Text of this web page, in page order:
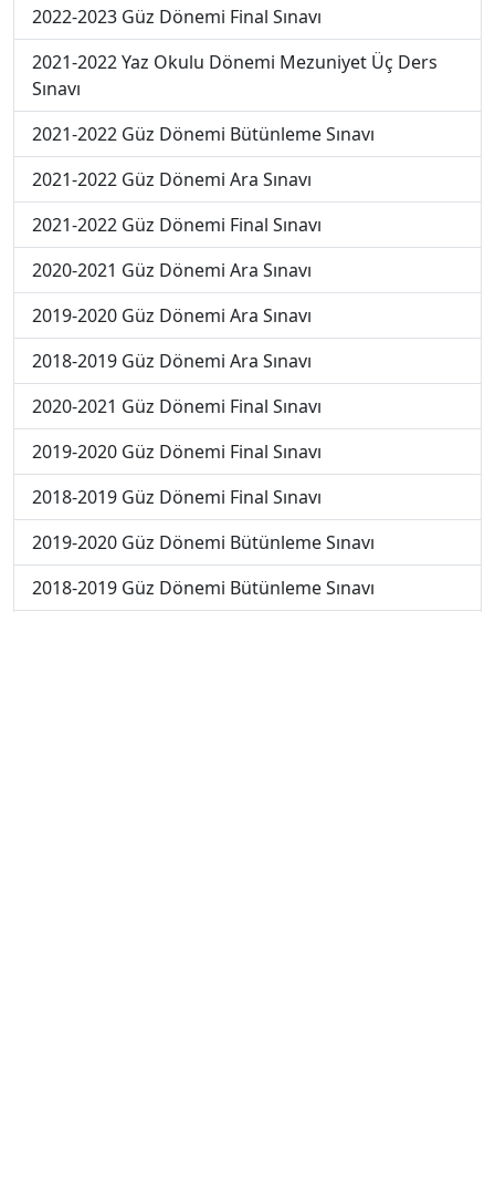
2022-2023 Güz Dönemi Final Sınavı
2021-2022 Yaz Okulu Dönemi Mezuniyet Üç Ders
Sınavı
2021-2022 Güz Dönemi Bütünleme Sınavı
2021-2022 Güz Dönemi Ara Sınavı
2021-2022 Güz Dönemi Final Sınavı
2020-2021 Güz Dönemi Ara Sınavı
2019-2020 Güz Dönemi Ara Sınavı
2018-2019 Güz Dönemi Ara Sınavı
2020-2021 Güz Dönemi Final Sınavı
2019-2020 Güz Dönemi Final Sınavı
2018-2019 Güz Dönemi Final Sınavı
2019-2020 Güz Dönemi Bütünleme Sınavı
2018-2019 Güz Dönemi Bütünleme Sınavı